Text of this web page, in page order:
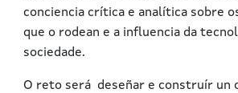
conciencia crítica e analítica sobre
que o rodean e a influencia da
sociedade.
O reto será deseñar e construír un